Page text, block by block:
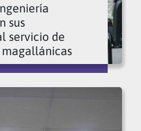
sus
servicio de